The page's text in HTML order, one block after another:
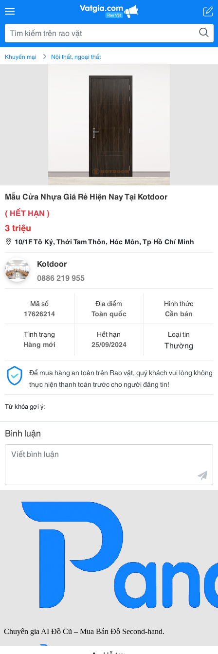
Khuyến mại Nội thất, ngoại thất
Mẫu Cửa Nhựa Giá Rẻ Hiện Nay Tại Kotdoor
( HẾT HẠN )
3 triệu
10/1F Tô Ký, Thới Tam Thôn, Hóc Môn, Tp Hồ Chí Minh
Kotdoor
0886 219 955
Mã số
17626214
Địa điểm
Toàn quốc
Hình thức
Cần bán
Tình trạng
Hàng mới
Hết hạn
25/09/2024
Loại tin
Thường
Để mua hàng an toàn trên Rao vặt, quý khách vui lòng không
thực hiện thanh toán trước cho người đăng tin!
Từ khóa gợi ý:
Bình luận